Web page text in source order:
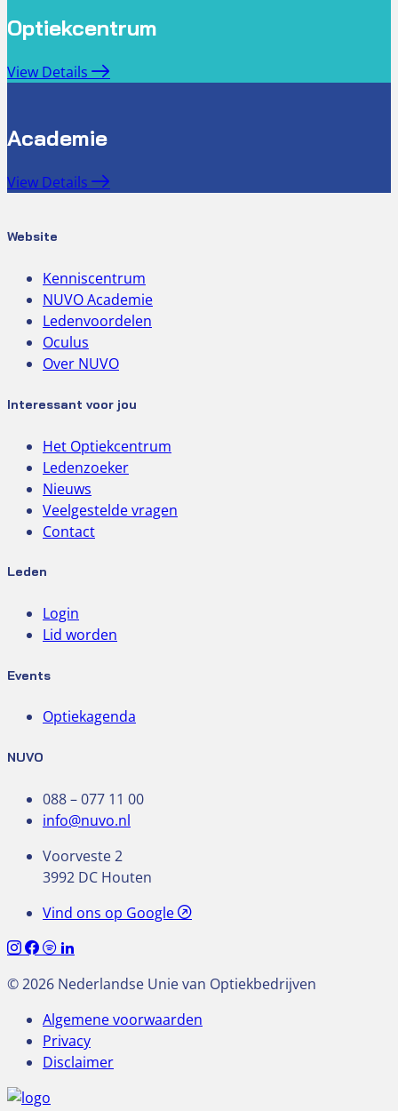
Optiekcentrum
View Details
Academie
View Details
Website
Kenniscentrum
NUVO Academie
Ledenvoordelen
Oculus
Over NUVO
Interessant voor jou
Het Optiekcentrum
Ledenzoeker
Nieuws
Veelgestelde vragen
Contact
Leden
Login
Lid worden
Events
Optiekagenda
NUVO
088 – 077 11 00
info@nuvo.nl
Voorveste 2
3992 DC Houten
Vind ons op Google
© 2026 Nederlandse Unie van Optiekbedrijven
Algemene voorwaarden
Privacy
Disclaimer